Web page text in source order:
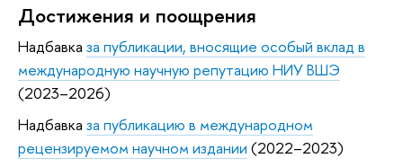
Достижения и поощрения
Надбавка за публикации, вносящие особый вклад в
международную научную репутацию НИУ ВШЭ
(2023–2026)
Надбавка за публикацию в международном
рецензируемом научном издании (2022–2023)